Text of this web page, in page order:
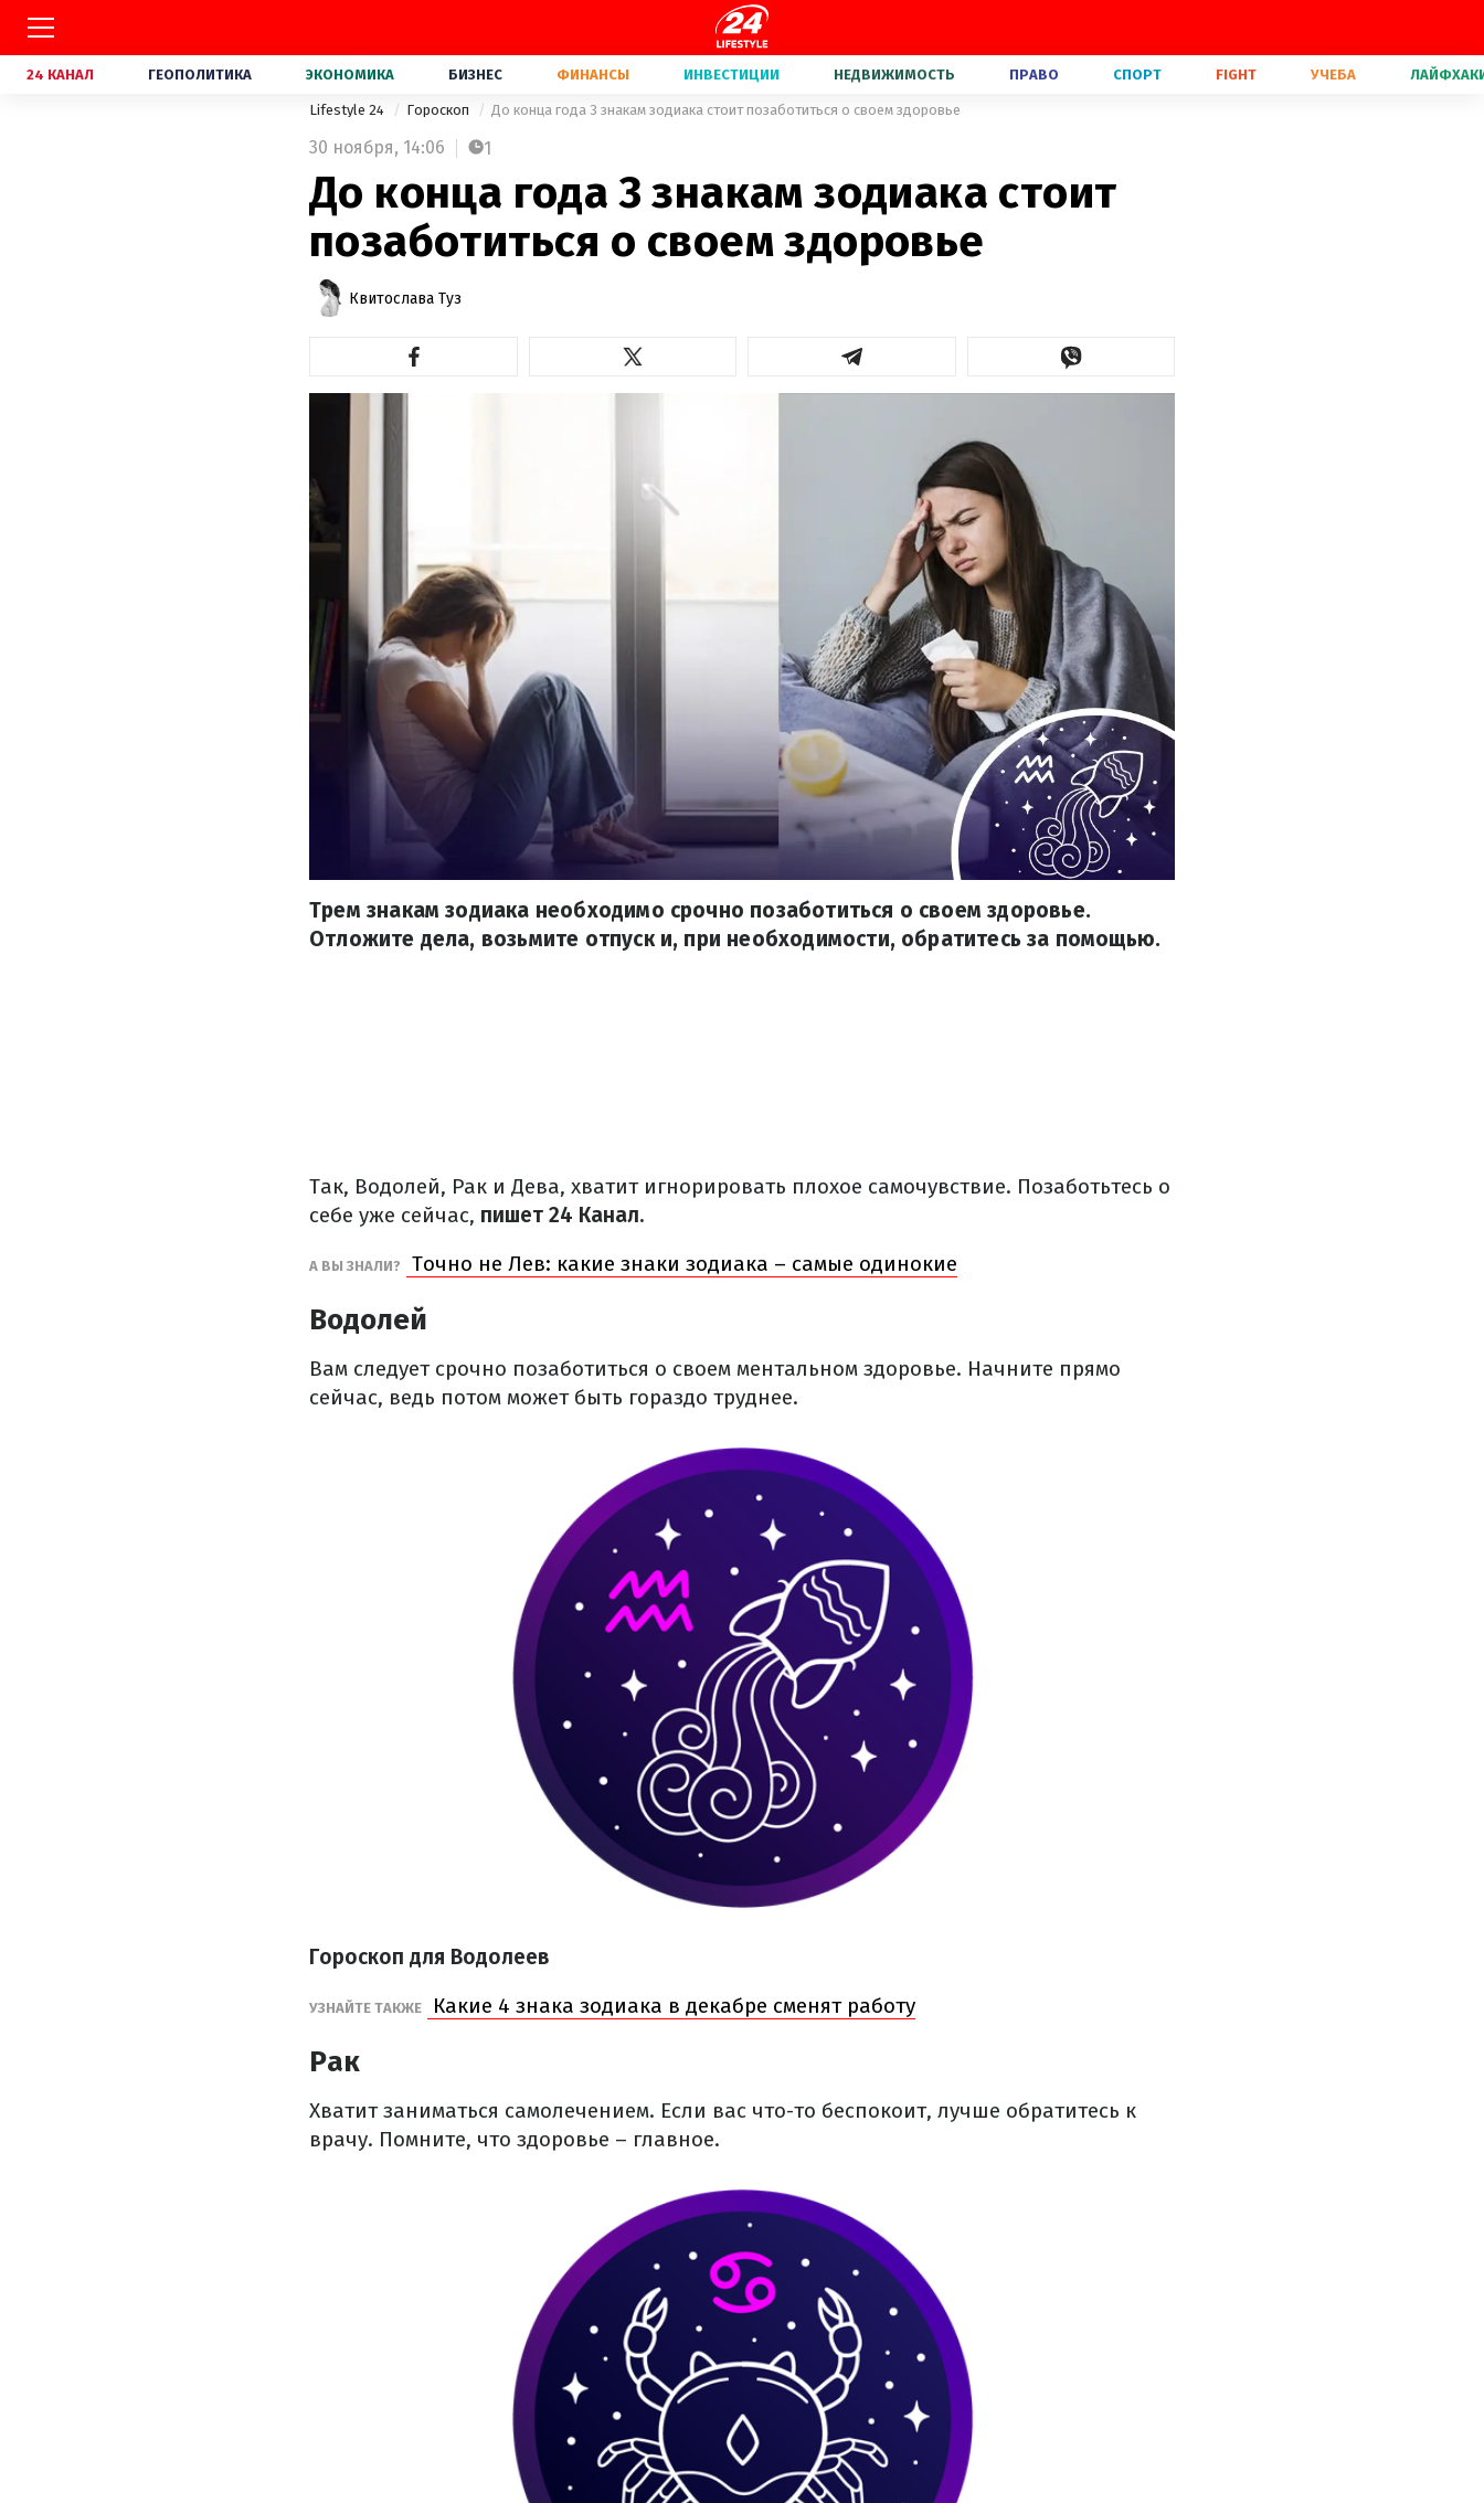
24 КАНАЛ ГЕОПОЛИТИКА ЭКОНОМИКА БИЗНЕС ФИНАНСЫ ИНВЕСТИЦИИ НЕДВИЖИМОСТЬ ПРАВО СПОРТ FIGHT УЧЕБА
Lifestyle 24 Гороскоп До конца года 3 знакам зодиака стоит позаботиться о своем здоровье
30 ноября, 14:06 1
До конца года 3 знакам зодиака стоит
позаботиться о своем здоровье
Квитослава Туз
Трем знакам зодиака необходимо срочно позаботиться о своем здоровье.
Отложите дела, возьмите отпуск и, при необходимости, обратитесь за помощью.
Так, Водолей, Рак и Дева, хватит игнорировать плохое самочувствие. Позаботьтесь о
себе уже сейчас, пишет 24 Канал.
А ВЫ ЗНАЛИ? Точно не Лев: какие знаки зодиака – самые одинокие
Водолей
Вам следует срочно позаботиться о своем ментальном здоровье. Начните прямо
сейчас, ведь потом может быть гораздо труднее.
Гороскоп для Водолеев
УЗНАЙТЕ ТАКЖЕ Какие 4 знака зодиака в декабре сменят работу
Рак
Хватит заниматься самолечением. Если вас что-то беспокоит, лучше обратитесь к
врачу. Помните, что здоровье – главное.